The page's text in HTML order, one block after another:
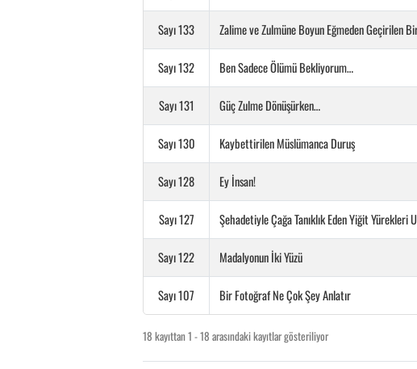
Sayı 133 Zalime ve Zulmüne Boyun Eğmeden Geçirilen
Sayı 132 Ben Sadece Ölümü Bekliyorum…
Sayı 131 Güç Zulme Dönüşürken…
Sayı 130 Kaybettirilen Müslümanca Duruş
Sayı 128 Ey İnsan!
Sayı 127 Şehadetiyle Çağa Tanıklık Eden Yiğit Yürekleri
Sayı 122 Madalyonun İki Yüzü
Sayı 107 Bir Fotoğraf Ne Çok Şey Anlatır
18 kayıttan 1 - 18 arasındaki kayıtlar gösteriliyor